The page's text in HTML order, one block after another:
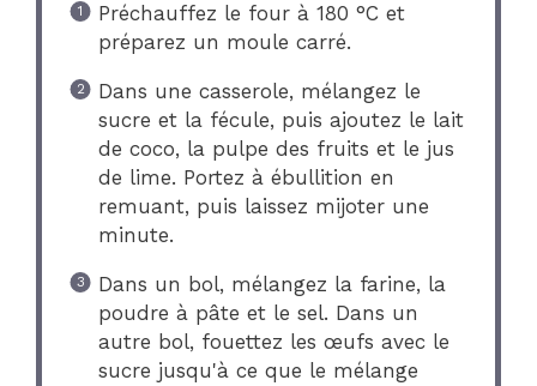
Préchauffez le four à 180 °C et
préparez un moule carré.
Dans une casserole, mélangez le
sucre et la fécule, puis ajoutez le lait
de coco, la pulpe des fruits et le jus
de lime. Portez à ébullition en
remuant, puis laissez mijoter une
minute.
Dans un bol, mélangez la farine, la
poudre à pâte et le sel. Dans un
autre bol, fouettez les œufs avec le
sucre jusqu'à ce que le mélange